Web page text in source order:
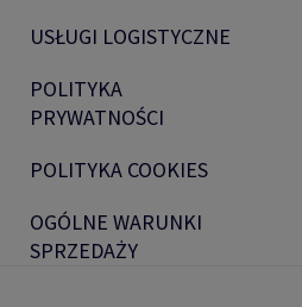
USŁUGI LOGISTYCZNE
POLITYKA
PRYWATNOŚCI
POLITYKA COOKIES
OGÓLNE WARUNKI
SPRZEDAŻY